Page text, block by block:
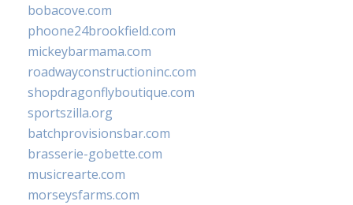
bobacove.com
phoone24brookfield.com
mickeybarmama.com
roadwayconstructioninc.com
shopdragonflyboutique.com
sportszilla.org
batchprovisionsbar.com
brasserie-gobette.com
musicrearte.com
morseysfarms.com